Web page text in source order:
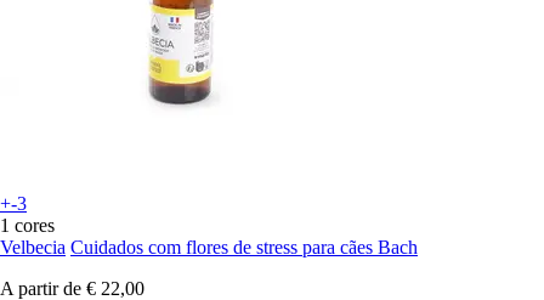
+-3
1 cores
Velbecia Cuidados com flores de stress para cães Bach
A partir de € 22,00